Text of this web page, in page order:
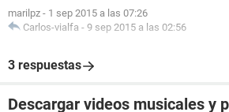
marilpz - 1 sep 2015 a las 07:26
Carlos-vialfa - 9 sep 2015 a las 02:56
3 respuestas
Descargar videos musicales y